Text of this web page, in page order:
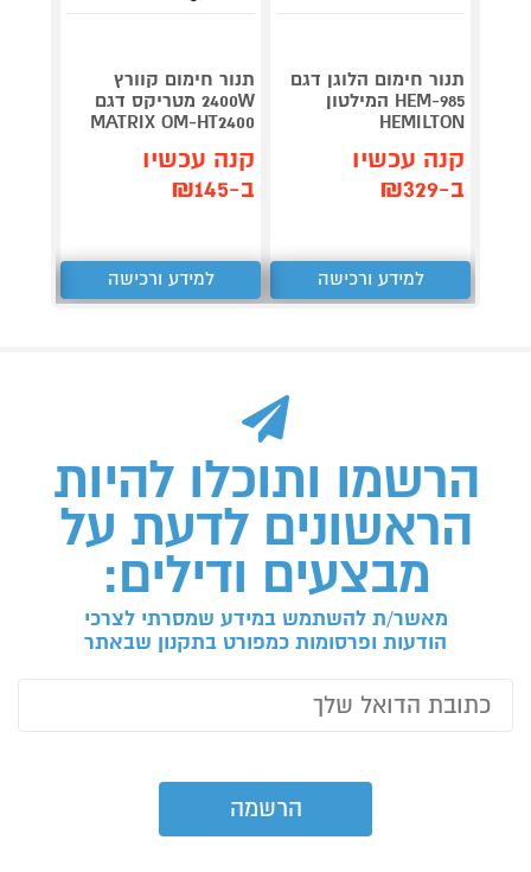
תנור חימום הלוגן דגם
HEM-985 המילטון
HEMILTON
קנה עכשיו
ב-₪329
למידע ורכישה
תנור חימום קוורץ
2400W מטריקס דגם
MATRIX OM-HT2400
קנה עכשיו
ב-₪145
למידע ורכישה
הרשמו ותוכלו להיות
הראשונים לדעת על
מבצעים ודילים:
מאשר/ת להשתמש במידע שמסרתי לצרכי
הודעות ופרסומות כמפורט בתקנון שבאתר